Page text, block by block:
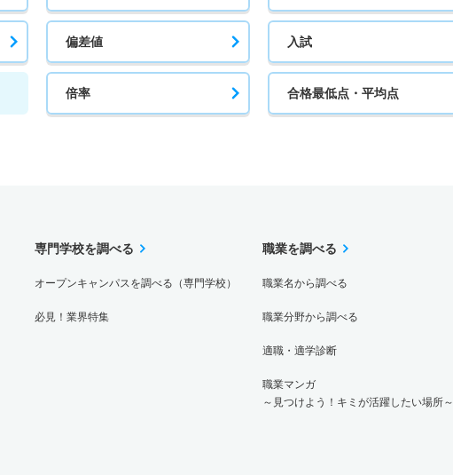
偏差値 入試
倍率 合格最低点・平均点
専門学校を調べる
オープンキャンパスを調べる（専門学校）
必見！業界特集
職業を調べる
職業名から調べる
職業分野から調べる
適職・適学診断
職業マンガ
～見つけよう！キミが活躍したい場所～